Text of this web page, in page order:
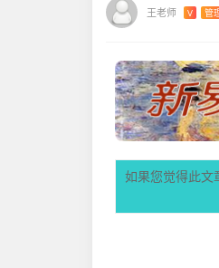
王老师 V 管
如果您觉得此文